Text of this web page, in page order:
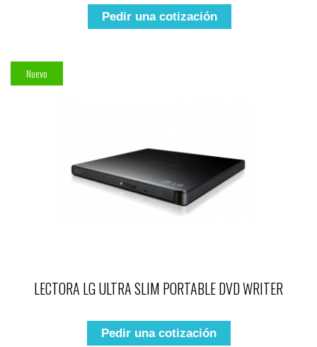
Pedir una cotización
Nuevo
LECTORA LG ULTRA SLIM PORTABLE DVD WRITER
Pedir una cotización